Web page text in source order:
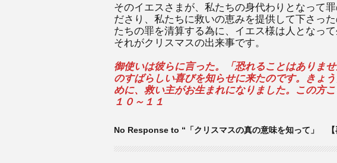
そのイエスさまが、私たちの身代わりとなって
ださり、私たちに救いの恵みを提供して下さっ
たちの罪を清算する為に、イエス様は人となっ
それがクリスマスの出来事です。
御使いは彼らに言った。「恐れることはありま
のすばらしい喜びを知らせに来たのです。きょ
めに、救い主がお生まれになりました。この方
１０～１１
No Response to “「クリスマスの真の意味を知って」 【